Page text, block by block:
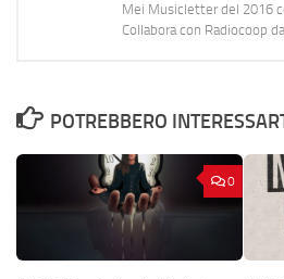
Mei Musicletter del 2016
Collabora con Radiocoop
POTREBBERO
0